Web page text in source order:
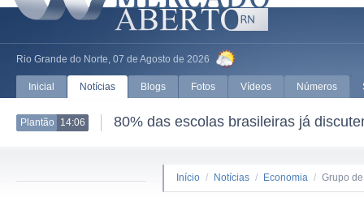
Rio Grande do Norte, 07 de Agosto de 2026
Inicial Notícias Blogs Fotos Vídeos Números
Plantão 14:06 80% das escolas brasileiras já
Início / Notícias / Economia / Grupo